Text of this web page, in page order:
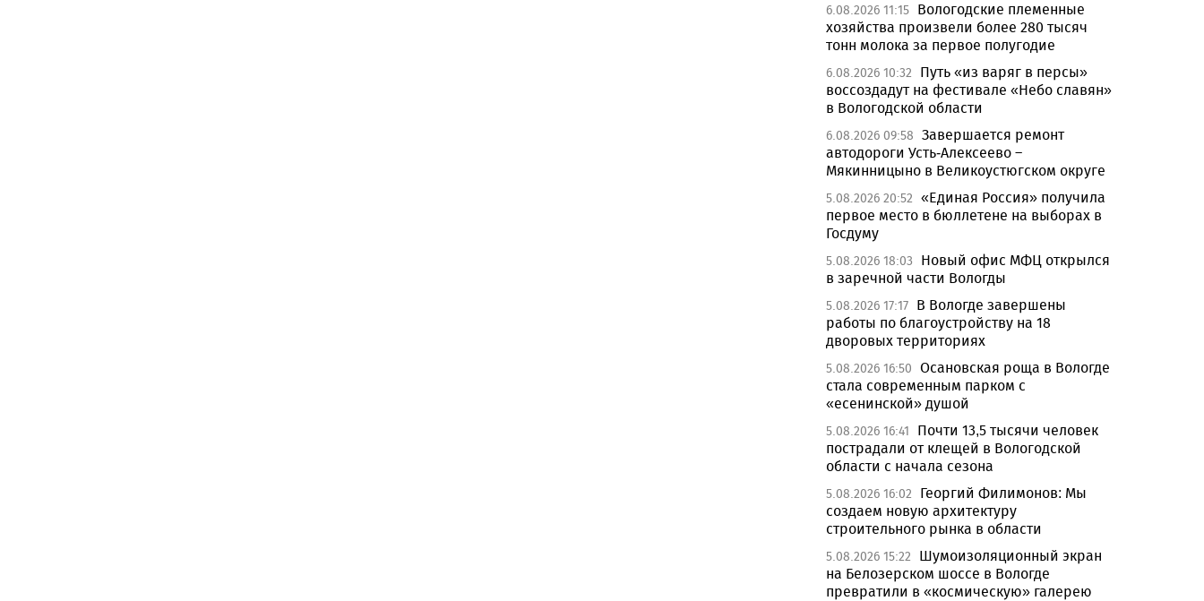
6.08.2026 11:15 Вологодские племенные
хозяйства произвели более 280 тысяч
тонн молока за первое полугодие
6.08.2026 10:32
Путь «из варяг в персы»
воссоздадут на фестивале «Небо славян»
в Вологодской области
6.08.2026 09:58 Завершается ремонт
автодороги Усть-Алексеево –
Мякинницыно в Великоустюгском округе
5.08.2026 20:52 «Единая Россия» получила
первое место в бюллетене на выборах в
Госдуму
5.08.2026 18:03
Новый офис МФЦ открылся
в заречной части Вологды
5.08.2026 17:17 В Вологде завершены
работы по благоустройству на 18
дворовых территориях
5.08.2026 16:50 Осановская роща в Вологде
стала современным парком с
«есенинской» душой
5.08.2026 16:41
Почти 13,5 тысячи человек
пострадали от клещей в Вологодской
области с начала сезона
5.08.2026 16:02
Георгий Филимонов: Мы
создаем новую архитектуру
строительного рынка в области
5.08.2026 15:22
Шумоизоляционный экран
на Белозерском шоссе в Вологде
превратили в «космическую» галерею